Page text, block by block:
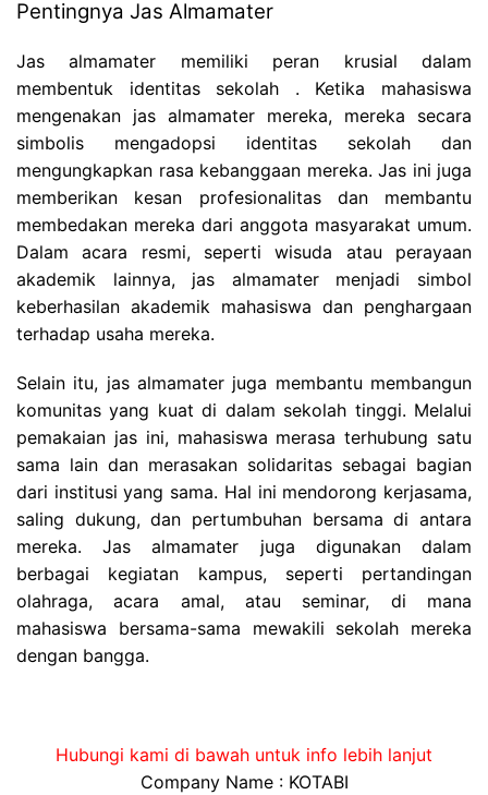
Pentingnya Jas Almamater
Jas almamater memiliki peran krusial dalam
membentuk identitas sekolah . Ketika mahasiswa
mengenakan jas almamater mereka, mereka secara
simbolis mengadopsi identitas sekolah dan
mengungkapkan rasa kebanggaan mereka. Jas ini juga
memberikan kesan profesionalitas dan membantu
membedakan mereka dari anggota masyarakat umum.
Dalam acara resmi, seperti wisuda atau perayaan
akademik lainnya, jas almamater menjadi simbol
keberhasilan akademik mahasiswa dan penghargaan
terhadap usaha mereka.
Selain itu, jas almamater juga membantu membangun
komunitas yang kuat di dalam sekolah tinggi. Melalui
pemakaian jas ini, mahasiswa merasa terhubung satu
sama lain dan merasakan solidaritas sebagai bagian
dari institusi yang sama. Hal ini mendorong kerjasama,
saling dukung, dan pertumbuhan bersama di antara
mereka. Jas almamater juga digunakan dalam
berbagai kegiatan kampus, seperti pertandingan
olahraga, acara amal, atau seminar, di mana
mahasiswa bersama-sama mewakili sekolah mereka
dengan bangga.
Hubungi kami di bawah untuk info lebih lanjut
Company Name : KOTABI